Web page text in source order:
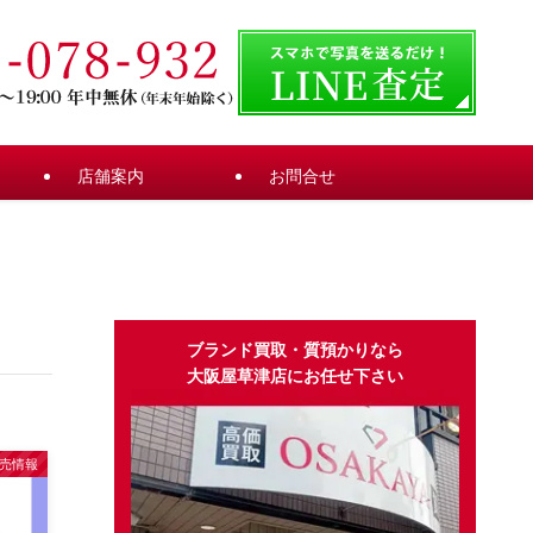
店舗案内 お問合せ
情報
ブランド買取・質預かりなら
大阪屋草津店にお任せ下さい